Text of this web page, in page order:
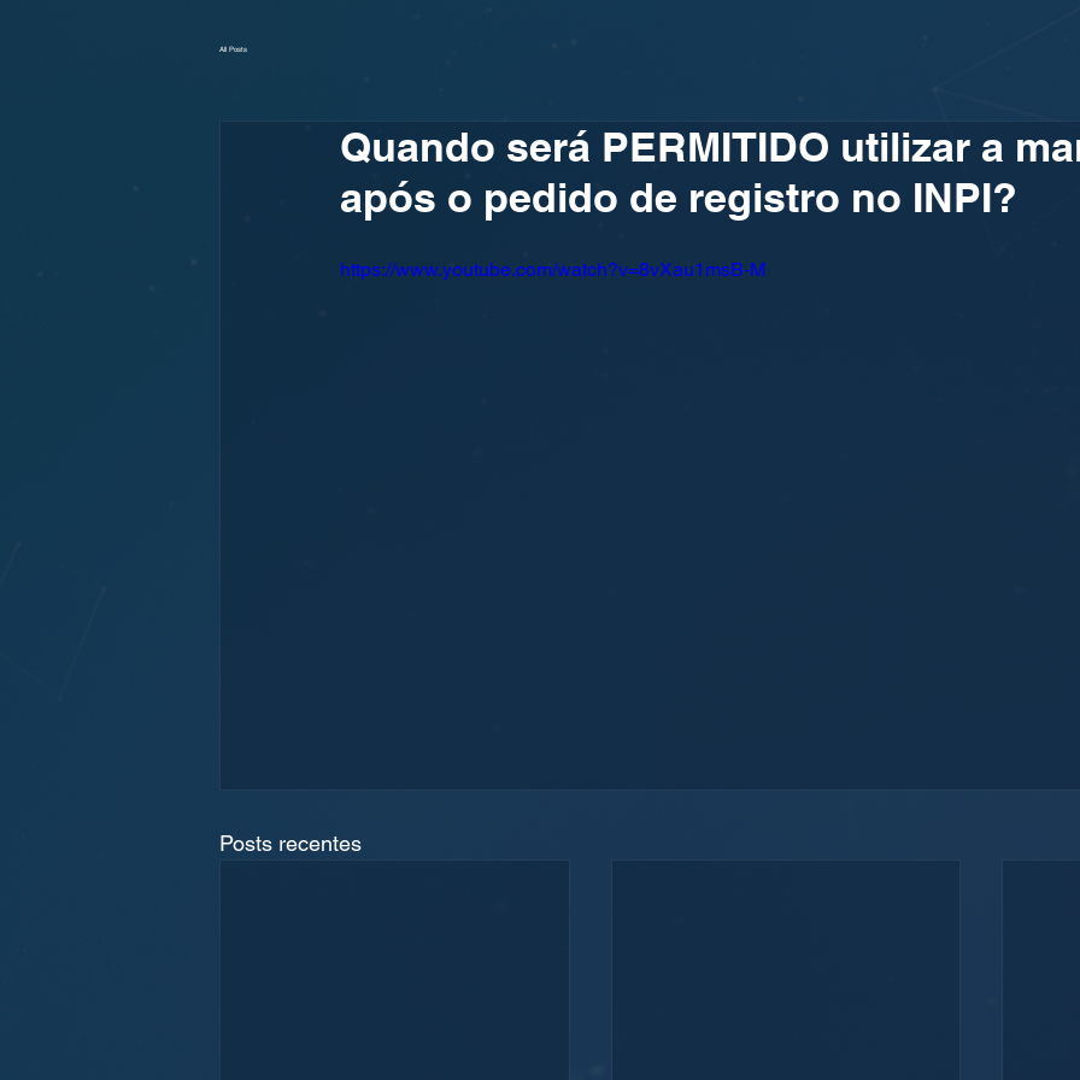
All Posts
Quando será PERMITIDO utilizar a
após o pedido de registro no INPI?
https://www.youtube.com/watch?v=8vXau1msB-M
Posts recentes